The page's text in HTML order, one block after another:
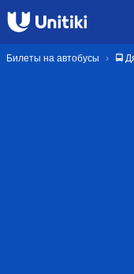
Билеты на автобусы 🚍